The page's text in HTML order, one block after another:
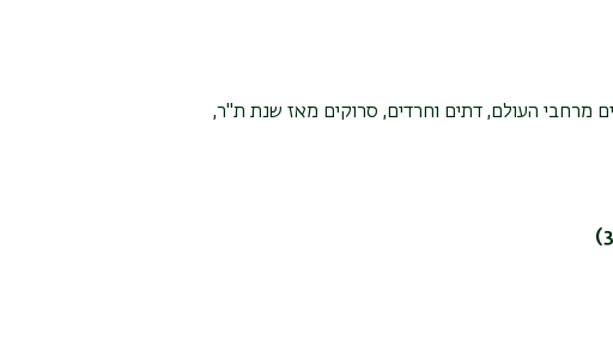
מרחבי העולם, דתים וחרדים, סרוקים מאז שנת ת"ר,